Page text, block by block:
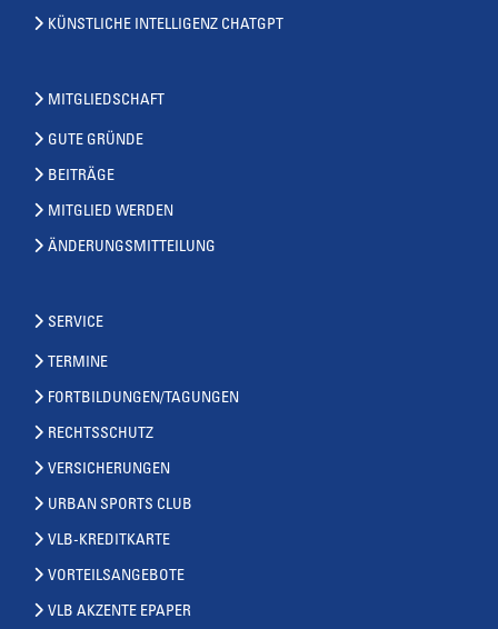
KÜNSTLICHE INTELLIGENZ CHATGPT
MITGLIEDSCHAFT
GUTE GRÜNDE
BEITRÄGE
MITGLIED WERDEN
ÄNDERUNGSMITTEILUNG
SERVICE
TERMINE
FORTBILDUNGEN/TAGUNGEN
RECHTSSCHUTZ
VERSICHERUNGEN
URBAN SPORTS CLUB
VLB-KREDITKARTE
VORTEILSANGEBOTE
VLB AKZENTE EPAPER